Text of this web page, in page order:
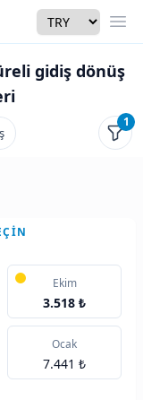
Currency
gidiş dönüş
1
Ekim
3.518 ₺
Ocak
7.441 ₺